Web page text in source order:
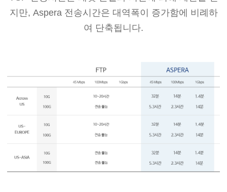
지만, Aspera 전송시간은 대역폭이 증가함에 비례하
여 단축됩니다.